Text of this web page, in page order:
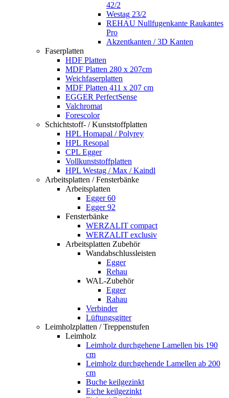
42/2
Westag 23/2
REHAU Nullfugenkante Raukantes
Pro
Akzentkanten / 3D Kanten
Faserplatten
HDF Platten
MDF Platten 280 x 207cm
Weichfaserplatten
MDF Platten 411 x 207 cm
EGGER PerfectSense
Valchromat
Forescolor
Schichtstoff- / Kunststoffplatten
HPL Homapal / Polyrey
HPL Resopal
CPL Egger
Vollkunststoffplatten
HPL Westag / Max / Kaindl
Arbeitsplatten / Fensterbänke
Arbeitsplatten
Egger 60
Egger 92
Fensterbänke
WERZALIT compact
WERZALIT exclusiv
Arbeitsplatten Zubehör
Wandabschlussleisten
Egger
Rehau
WAL-Zubehör
Egger
Rahau
Verbinder
Lüftungsgitter
Leimholzplatten / Treppenstufen
Leimholz
Leimholz durchgehene Lamellen bis 190
cm
Leimholz durchgehende Lamellen ab 200
cm
Buche keilgezinkt
Eiche keilgezinkt